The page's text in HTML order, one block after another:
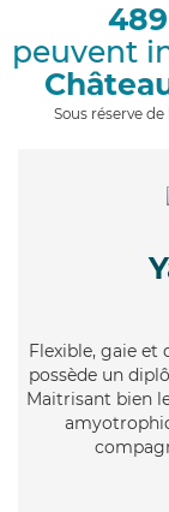
peuvent
Sous réserve
Flexible, gaie et
possède un
Maitrisant bien